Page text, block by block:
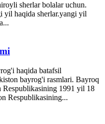
sherlar bolalar uchun.
yil haqida sherlar.yangi yil
haqida batafsil
bayrog'i rasmlari. Bayroq
Respublikasining 1991 yil 18
Respublikasining...